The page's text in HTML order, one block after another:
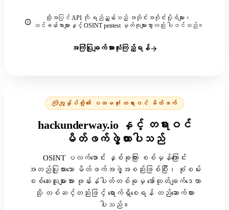
ထို့အပြင် API ကို ရည်ညွှန်းသည့် အသိုင်းအဝိုင်းပို့စ်များ၊
သင်ခန်းစာများနှင့် OSINT pentest မှတ်စုများစွာလည်း ပါဝင်သည်။
အကြံပြုချက်အားလုံးကြည့်ရန်
ကျွန်ုပ်တို့၏ ပထမဆုံး တရားဝင် မိတ်ဖက်
hackunderway.io နှင့် တရားဝင်
မိတ်ဖက်ဖွဲ့ထားပါသည်
OSINT ပလက်ဖောင်း နှစ်ခုကြား စစ်မှန်ကြောင်း
အတည်ပြုထားသော မိတ်ဖက်အဖွဲ့အစည်းဖြစ်ပြီး၊ စုံစမ်း
စစ်ဆေးသူများအား ဖုန်းနံပါတ်တစ်ခုမှ ဖော်ထုတ်ချက်ဒေတာ
သို့ တစ်ဆင့်တည်းဖြင့် ရောက်ရှိစေရန် တည်ဆောက်ထား
ပါသည်။